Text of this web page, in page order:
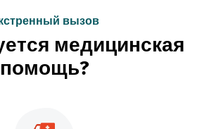
вызов
медицинская
помощь?